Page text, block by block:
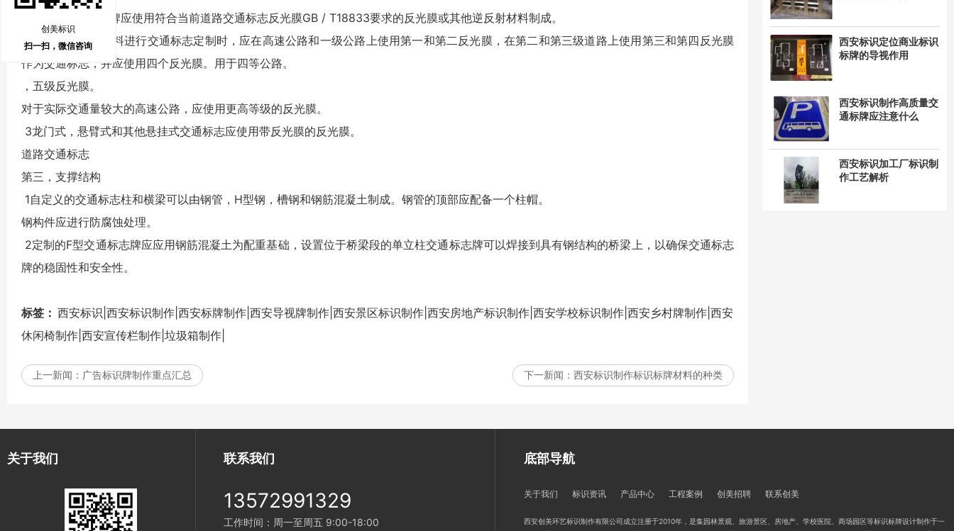
西安标识定位商业标识
标牌的导视作用
西安标识制作高质量交
通标牌应注意什么
西安标识加工厂标识制
作工艺解析
交通标志牌应使用符合当前道路交通标志反光膜GB / T18833要求的反光膜或其他逆反射材料制成。
2在使用反光膜材料进行交通标志定制时，应在高速公路和一级公路上使用第一和第二反光膜，在第二和第三级道路上使用第三和第四反光膜
作为交通标志，并应使用四个反光膜。用于四等公路。
，五级反光膜。
对于实际交通量较大的高速公路，应使用更高等级的反光膜。
3龙门式，悬臂式和其他悬挂式交通标志应使用带反光膜的反光膜。
道路交通标志
第三，支撑结构
1自定义的交通标志柱和横梁可以由钢管，H型钢，槽钢和钢筋混凝土制成。钢管的顶部应配备一个柱帽。
钢构件应进行防腐蚀处理。
2定制的F型交通标志牌应应用钢筋混凝土为配重基础，设置位于桥梁段的单立柱交通标志牌可以焊接到具有钢结构的桥梁上，以确保交通标志
牌的稳固性和安全性。
标签： 西安标识|西安标识制作|西安标牌制作|西安导视牌制作|西安景区标识制作|西安房地产标识制作|西安学校标识制作|西安乡村牌制作|西安
休闲椅制作|西安宣传栏制作|垃圾箱制作|
上一新闻： 广告标识牌制作重点汇总 下一新闻： 西安标识制作标识标牌材料的种类
关于我们 联系我们
13572991329
工作时间：周一至周五 9:00-18:00
底部导航
关于我们 标识资讯 产品中心 工程案例 创美招聘 联系创美
西安创美环艺标识制作有限公司成立注册于2010年，是集园林景观、旅游景区、房地产、学校医院、商场园区等标识标牌设计制作于一
创美标识
扫一扫，微信咨询